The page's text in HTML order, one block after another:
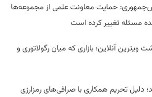
حمایت معاونت علمی از مجموعه‌ها
مسئله تغییر کرده است
آنلاین؛ بازاری که میان رگولاتوری و
دلیل تحریم همکاری با صرافی‌های رمزارزی